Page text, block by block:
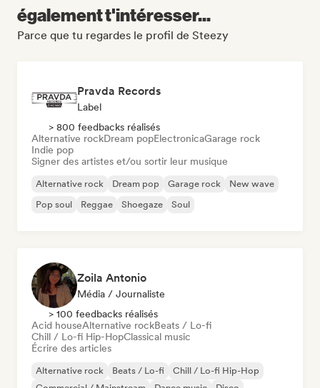
également t'intéresser...
Parce que tu regardes le profil de Steezy
Pravda Records
Label
> 800 feedbacks réalisés
Alternative rockDream popElectronicaGarage rock
Indie pop
Signer des artistes et/ou sortir leur musique
Alternative rock Dream pop Garage rock
New wave
Pop soul
Reggae Shoegaze Soul
Zoila Antonio
Média / Journaliste
> 100 feedbacks réalisés
Acid houseAlternative rockBeats / Lo-fi
Chill / Lo-fi Hip-HopClassical music
Écrire des articles
Alternative rock Beats / Lo-fi
Chill / Lo-fi Hip-Hop